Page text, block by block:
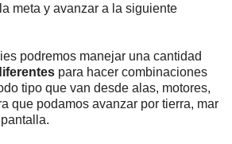
meta y avanzar a la siguiente
podremos manejar una cantidad
para hacer combinaciones
tipo que van desde alas, motores,
que podamos avanzar por tierra, mar